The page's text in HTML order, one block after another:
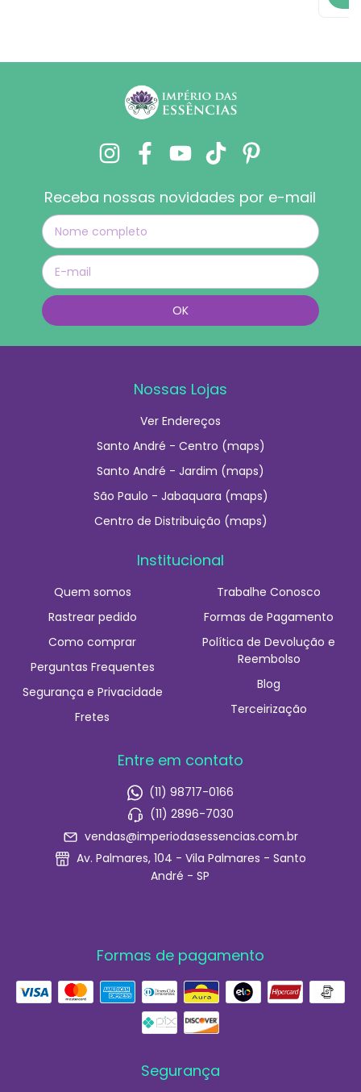
Receba nossas novidades por e-mail
Nossas Lojas
Ver Endereços
Santo André - Centro (maps)
Santo André - Jardim (maps)
São Paulo - Jabaquara (maps)
Centro de Distribuição (maps)
Institucional
Quem somos
Rastrear pedido
Como comprar
Perguntas Frequentes
Segurança e Privacidade
Fretes
Trabalhe Conosco
Formas de Pagamento
Política de Devolução e
Reembolso
Blog
Terceirização
Entre em contato
(11) 98717-0166
(11) 2896-7030
vendas@imperiodasessencias.com.br
Av. Palmares, 104 - Vila Palmares - Santo
André - SP
Formas de pagamento
Segurança